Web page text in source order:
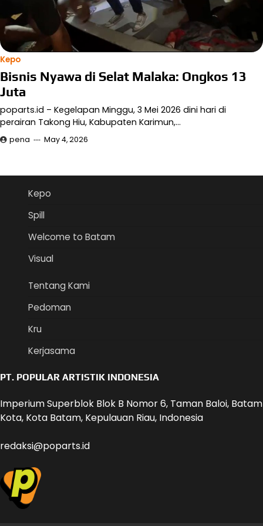
Kepo
Bisnis Nyawa di Selat Malaka: Ongkos 13
Juta
poparts.id – Kegelapan Minggu, 3 Mei 2026 dini hari di
perairan Takong Hiu, Kabupaten Karimun,…
pena May 4, 2026
Kepo
Spill
Welcome to Batam
Visual
Tentang Kami
Pedoman
Kru
Kerjasama
PT. POPULAR ARTISTIK INDONESIA
Imperium Superblok Blok B Nomor 6, Taman Baloi, Batam
Kota, Kota Batam, Kepulauan Riau, Indonesia
redaksi@poparts.id